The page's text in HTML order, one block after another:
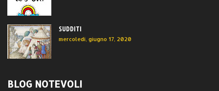
SUDDITI
mercoledì, giugno 17, 2020
BLOG NOTEVOLI